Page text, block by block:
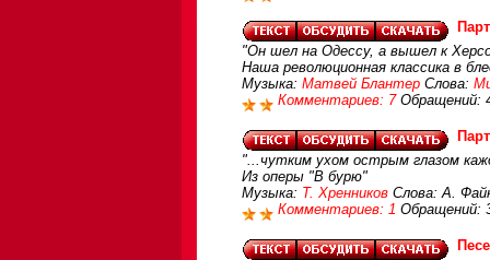
"Он шел на Одессу, а вышел к
Наша революционная классика в
Музыка: Матвей Блантер Слова:
Комментариев: 7 Обращений:
"...чутким ухом острым глазом
Из оперы "В бурю"
Музыка: Т. Хренников Слова: А.
Комментариев: 1 Обращений: